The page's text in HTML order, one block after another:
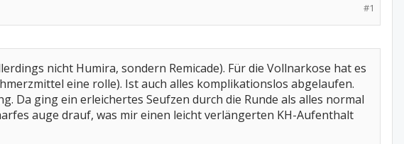
#1
nicht Humira, sondern Remicade). Für die Vollnarkose hat es
eine rolle). Ist auch alles komplikationslos abgelaufen.
Da ging ein erleichertes Seufzen durch die Runde als alles normal
auge drauf, was mir einen leicht verlängerten KH-Aufenthalt